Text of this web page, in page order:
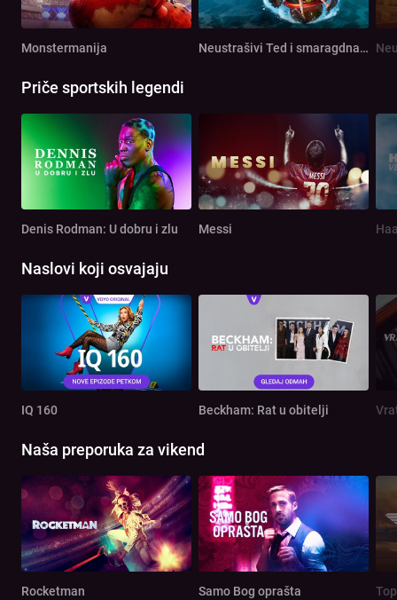
Monstermanija Neustrašivi Ted i smaragdna ploča
Priče sportskih legendi
Denis Rodman: U dobru i zlu Messi
Naslovi koji osvajaju
IQ 160 Beckham: Rat u obitelji
Naša preporuka za vikend
Rocketman Samo Bog oprašta